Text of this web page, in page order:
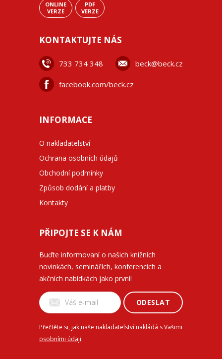
ONLINE
VERZE
PDF
VERZE
KONTAKTUJTE NÁS
733 734 348 beck@beck.cz
facebook.com/beck.cz
INFORMACE
O nakladatelství
Ochrana osobních údajů
Obchodní podmínky
Způsob dodání a platby
Kontakty
PŘIPOJTE SE K NÁM
Buďte informovaní o našich knižních
novinkách, seminářích, konferencích a
akčních nabídkách jako první!
ODESLAT
Přečtěte si, jak naše nakladatelství nakládá s Vašimi
osobními údaji.